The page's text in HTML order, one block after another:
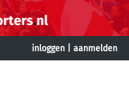
inloggen aanmelden